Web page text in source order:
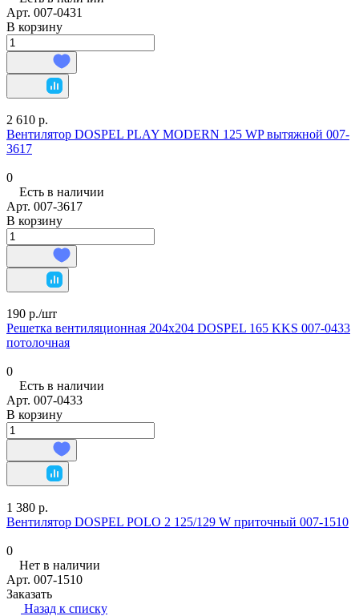
Арт. 007-0431
В корзину
2 610 р.
Вентилятор DOSPEL PLAY MODERN 125 WP вытяжной 007-
3617
0
Есть в наличии
Арт. 007-3617
В корзину
190 р./шт
Решетка вентиляционная 204х204 DOSPEL 165 KKS 007-0433
потолочная
0
Есть в наличии
Арт. 007-0433
В корзину
1 380 р.
Вентилятор DOSPEL POLO 2 125/129 W приточный 007-1510
0
Нет в наличии
Арт. 007-1510
Заказать
Назад к списку